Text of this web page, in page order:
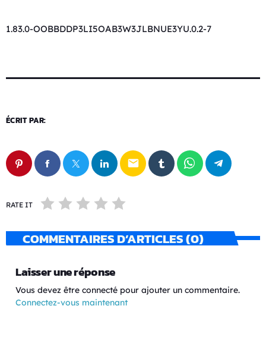
1.83.0-OOBBDDP3LI5OAB3W3JLBNUE3YU.0.2-7
ÉCRIT PAR:
email
RATE IT
COMMENTAIRES D’ARTICLES (0)
Laisser une réponse
Vous devez être connecté pour ajouter un commentaire.
Connectez-vous maintenant